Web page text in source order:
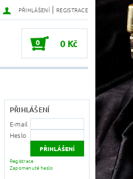
PŘIHLÁŠENÍ | REGISTRACE
0 0 Kč
PŘIHLÁŠENÍ
E-mail
Heslo
Registrace
Zapomenuté heslo